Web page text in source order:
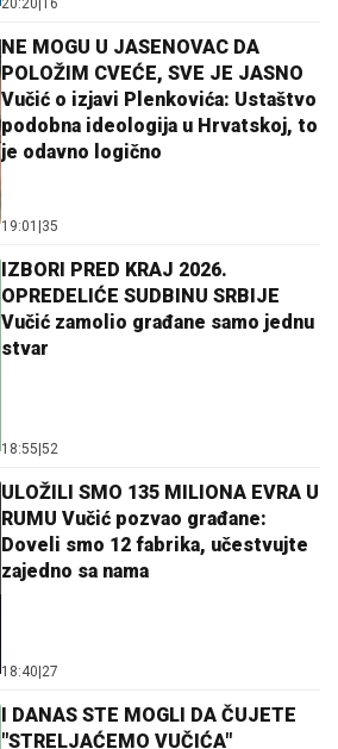
20:20 16
NE MOGU U JASENOVAC DA
POLOŽIM CVEĆE, SVE JE JASNO
Vučić o izjavi Plenkovića: Ustaštvo
podobna ideologija u Hrvatskoj, to
je odavno logično
19:01 35
IZBORI PRED KRAJ 2026.
OPREDELIĆE SUDBINU SRBIJE
Vučić zamolio građane samo jednu
stvar
18:55 52
ULOŽILI SMO 135 MILIONA EVRA U
RUMU Vučić pozvao građane:
Doveli smo 12 fabrika, učestvujte
zajedno sa nama
18:40 27
I DANAS STE MOGLI DA ČUJETE
"STRELJAĆEMO VUČIĆA"